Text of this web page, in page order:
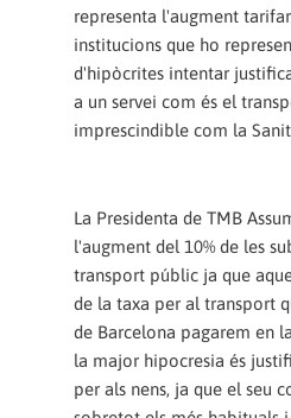
representa l'augment
institucions que ho
d'hipòcrites intentar
a un servei com és el
imprescindible com la
La Presidenta de TMB
l'augment del 10% de les
transport públic ja que
de la taxa per al transport
de Barcelona pagarem en
la major hipocresia és
per als nens, ja que el seu